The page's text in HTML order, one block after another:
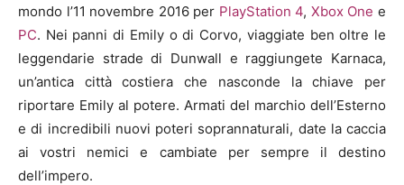
mondo l’11 novembre 2016 per PlayStation 4, Xbox One e
PC. Nei panni di Emily o di Corvo, viaggiate ben oltre le
leggendarie strade di Dunwall e raggiungete Karnaca,
un’antica città costiera che nasconde la chiave per
riportare Emily al potere. Armati del marchio dell’Esterno
e di incredibili nuovi poteri soprannaturali, date la caccia
ai vostri nemici e cambiate per sempre il destino
dell’impero.